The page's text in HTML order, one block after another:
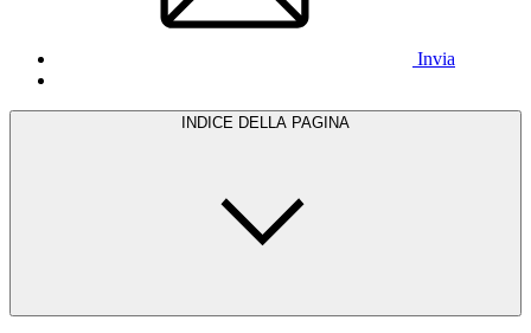
Invia
INDICE DELLA PAGINA